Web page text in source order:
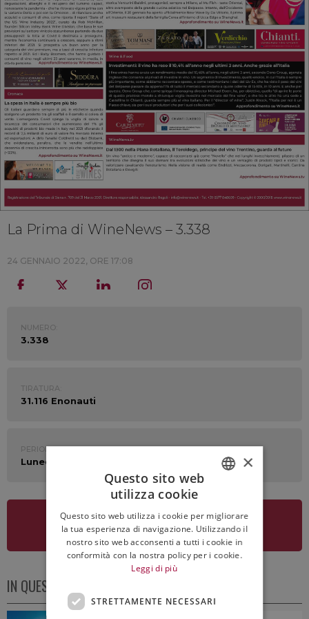
La Prima di WineNews – 3.338
24 GENNAIO 2022, ORE 17:08
NUMERO:
3.338
TIRATURA:
31.116 Enonauti
PERIODO:
Lunedì 24 Gennaio 2022
VEDI LA NEWSLETTER
IN QUESTO NUMERO
ENGLISH
×
Questo sito web
utilizza cookie
Questo sito web utilizza i cookie per migliorare
la tua esperienza di navigazione. Utilizzando il
nostro sito web acconsenti a tutti i cookie in
conformità con la nostra policy per i cookie.
Leggi di più
STRETTAMENTE NECESSARI